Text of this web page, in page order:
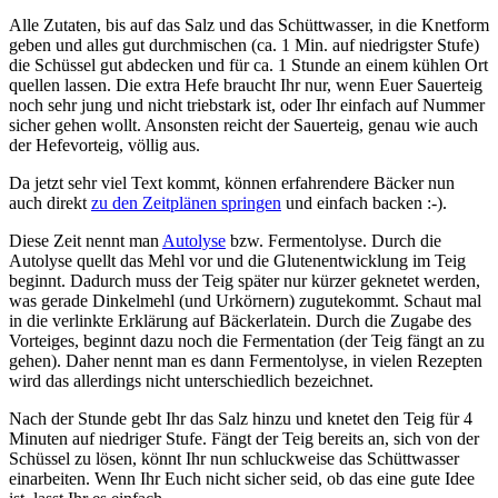
Alle Zutaten, bis auf das Salz und das Schüttwasser, in die Knetform
geben und alles gut durchmischen (ca. 1 Min. auf niedrigster Stufe)
die Schüssel gut abdecken und für ca. 1 Stunde an einem kühlen Ort
quellen lassen. Die extra Hefe braucht Ihr nur, wenn Euer Sauerteig
noch sehr jung und nicht triebstark ist, oder Ihr einfach auf Nummer
sicher gehen wollt. Ansonsten reicht der Sauerteig, genau wie auch
der Hefevorteig, völlig aus.
Da jetzt sehr viel Text kommt, können erfahrendere Bäcker nun
auch direkt zu den Zeitplänen springen und einfach backen :-).
Diese Zeit nennt man Autolyse bzw. Fermentolyse. Durch die
Autolyse quellt das Mehl vor und die Glutenentwicklung im Teig
beginnt. Dadurch muss der Teig später nur kürzer geknetet werden,
was gerade Dinkelmehl (und Urkörnern) zugutekommt. Schaut mal
in die verlinkte Erklärung auf Bäckerlatein. Durch die Zugabe des
Vorteiges, beginnt dazu noch die Fermentation (der Teig fängt an zu
gehen). Daher nennt man es dann Fermentolyse, in vielen Rezepten
wird das allerdings nicht unterschiedlich bezeichnet.
Nach der Stunde gebt Ihr das Salz hinzu und knetet den Teig für 4
Minuten auf niedriger Stufe. Fängt der Teig bereits an, sich von der
Schüssel zu lösen, könnt Ihr nun schluckweise das Schüttwasser
einarbeiten. Wenn Ihr Euch nicht sicher seid, ob das eine gute Idee